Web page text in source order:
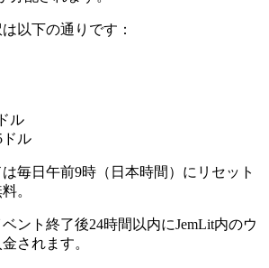
以下の通りです：
ル
ドル
毎日午前9時（日本時間）にリセット
。
ント終了後24時間以内にJemLit内のウ
されます。